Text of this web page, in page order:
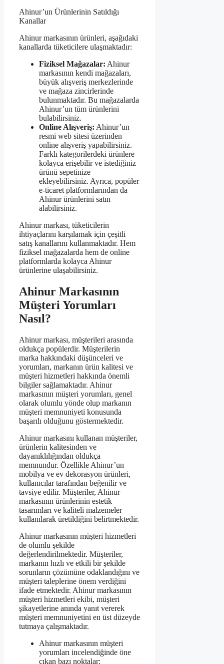
Ahinur’un Ürünlerinin Satıldığı
Kanallar
Ahinur markasının ürünleri, aşağıdaki
kanallarda tüketicilere ulaşmaktadır:
Fiziksel Mağazalar: Ahinur
markasının kendi mağazaları,
büyük alışveriş merkezlerinde
ve mağaza zincirlerinde
bulunmaktadır. Bu mağazalarda
Ahinur’un tüm ürünlerini
bulabilirsiniz.
Online Alışveriş: Ahinur’un
resmi web sitesi üzerinden
online alışveriş yapabilirsiniz.
Farklı kategorilerdeki ürünlere
kolayca erişebilir ve istediğiniz
ürünü sepetinize
ekleyebilirsiniz. Ayrıca, popüler
e-ticaret platformlarından da
Ahinur ürünlerini satın
alabilirsiniz.
Ahinur markası, tüketicilerin
ihtiyaçlarını karşılamak için çeşitli
satış kanallarını kullanmaktadır. Hem
fiziksel mağazalarda hem de online
platformlarda kolayca Ahinur
ürünlerine ulaşabilirsiniz.
Ahinur Markasının
Müşteri Yorumları
Nasıl?
Ahinur markası, müşterileri arasında
oldukça popülerdir. Müşterilerin
marka hakkındaki düşünceleri ve
yorumları, markanın ürün kalitesi ve
müşteri hizmetleri hakkında önemli
bilgiler sağlamaktadır. Ahinur
markasının müşteri yorumları, genel
olarak olumlu yönde olup markanın
müşteri memnuniyeti konusunda
başarılı olduğunu göstermektedir.
Ahinur markasını kullanan müşteriler,
ürünlerin kalitesinden ve
dayanıklılığından oldukça
memnundur. Özellikle Ahinur’un
mobilya ve ev dekorasyon ürünleri,
kullanıcılar tarafından beğenilir ve
tavsiye edilir. Müşteriler, Ahinur
markasının ürünlerinin estetik
tasarımları ve kaliteli malzemeler
kullanılarak üretildiğini belirtmektedir.
Ahinur markasının müşteri hizmetleri
de olumlu şekilde
değerlendirilmektedir. Müşteriler,
markanın hızlı ve etkili bir şekilde
sorunların çözümüne odaklandığını ve
müşteri taleplerine önem verdiğini
ifade etmektedir. Ahinur markasının
müşteri hizmetleri ekibi, müşteri
şikayetlerine anında yanıt vererek
müşteri memnuniyetini en üst düzeyde
tutmaya çalışmaktadır.
Ahinur markasının müşteri
yorumları incelendiğinde öne
çıkan bazı noktalar: